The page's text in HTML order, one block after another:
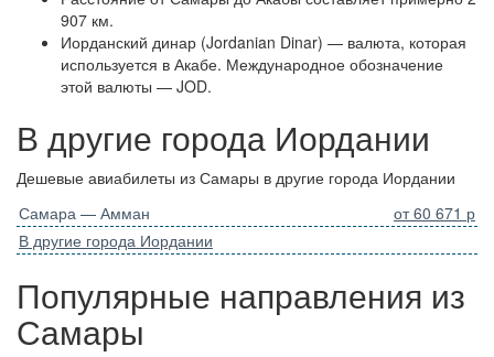
907 км.
Иорданский динар (Jordanian Dinar) — валюта, которая
используется в Акабе. Международное обозначение
этой валюты — JOD.
В другие города Иордании
Дешевые авиабилеты из Самары в другие города Иордании
Самара — Амман
от 60 671 р
В другие города Иордании
Популярные направления из
Самары